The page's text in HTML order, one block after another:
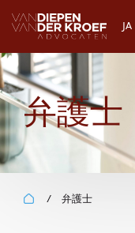
JA
弁護士
/ 弁護士